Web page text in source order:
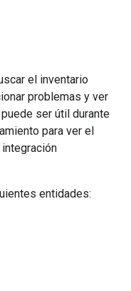
el inventario
problemas y ver
ser útil durante
para ver el
entidades: